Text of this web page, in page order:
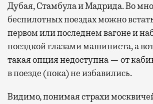
Дубая, Стамбула и Мадрида. Во
беспилотных поездах можно
первом или последнем вагоне и
поездкой глазами машиниста, а
такая опция недоступна — от
в поезде (пока) не избавились.
Видимо, понимая страхи